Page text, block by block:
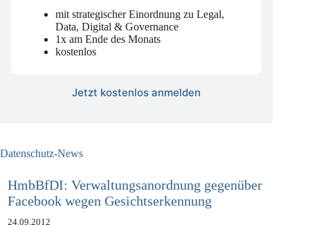
mit strategischer Einordnung zu Legal,
Data, Digital & Governance
1x am Ende des Monats
HmbBfDI: Verwaltungsanordnung gegenüber
Facebook wegen Gesichtserkennung